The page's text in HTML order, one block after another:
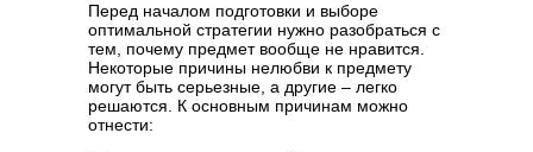
Перед началом подготовки и выборе
оптимальной стратегии нужно разобраться с
тем, почему предмет вообще не нравится.
Некоторые причины нелюбви к предмету
могут быть серьезные, а другие – легко
решаются. К основным причинам можно
отнести: